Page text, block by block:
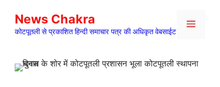
content
News Chakra
कोटपूतली से प्रकाशित हिन्दी समाचार पत्र की अधिकृत वेबसाईट
Menu